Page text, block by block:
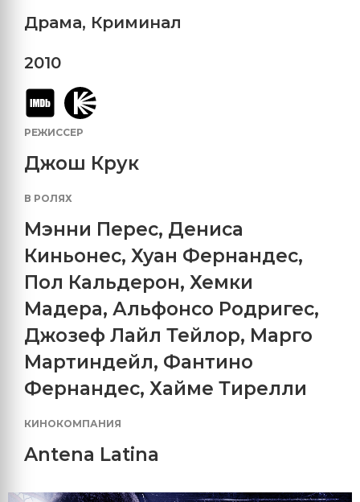
Драма, Криминал
2010
РЕЖИССЕР
Джош Крук
В РОЛЯХ
Мэнни Перес, Дениса
Киньонес, Хуан Фернандес,
Пол Кальдерон, Хемки
Мадера, Альфонсо Родригес,
Джозеф Лайл Тейлор, Марго
Мартиндейл, Фантино
Фернандес, Хайме Тирелли
КИНОКОМПАНИЯ
Antena Latina